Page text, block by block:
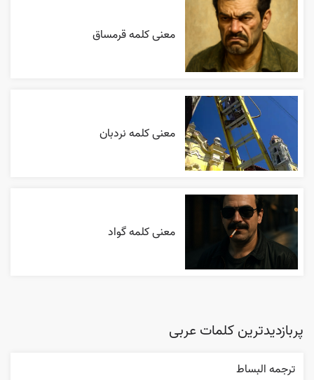
معنی کلمه قرمساق
معنی کلمه نردبان
معنی کلمه گواد
پربازدیدترین کلمات عربی
ترجمه البساط